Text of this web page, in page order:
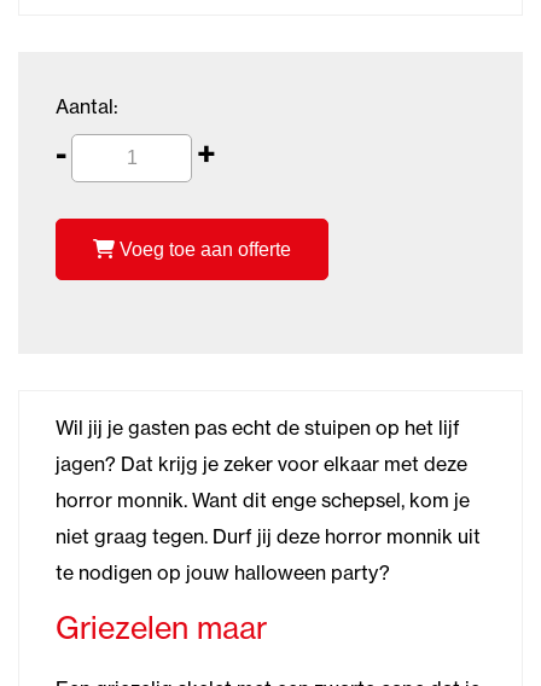
Aantal:
- +
Voeg toe aan offerte
Wil jij je gasten pas echt de stuipen op het lijf
jagen? Dat krijg je zeker voor elkaar met deze
horror monnik. Want dit enge schepsel, kom je
niet graag tegen. Durf jij deze horror monnik uit
te nodigen op jouw halloween party?
Griezelen maar